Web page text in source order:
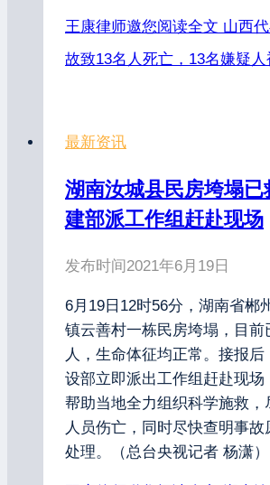
王康律师邀您阅读全文 山西
故致13名人死亡，13名嫌疑人
最新资讯
湖南汝城县民房垮塌已
建部派工作组赶赴现场
发布时间2021年6月19日
6月19日12时56分，湖南省郴
镇云善村一栋民房垮塌，目前
人，生命体征均正常。接报
设部立即派出工作组赶赴现场
帮助当地全力组织科学施救，
人员伤亡，同时尽快查明事
处理。（总台央视记者 杨潇）